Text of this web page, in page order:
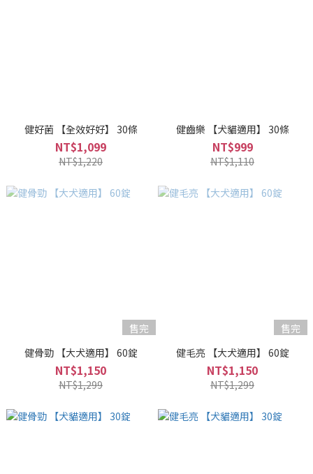
健好菌 【全效好好】 30條
NT$1,099
NT$1,220
健齒樂 【犬貓適用】 30條
NT$999
NT$1,110
售完
健骨勁 【大犬適用】 60錠
NT$1,150
NT$1,299
售完
健毛亮 【大犬適用】 60錠
NT$1,150
NT$1,299